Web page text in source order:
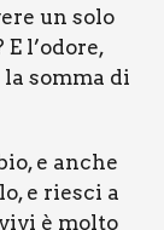
un solo
l’odore,
la som­ma di
e anche
e rie­sci a
è mol­to